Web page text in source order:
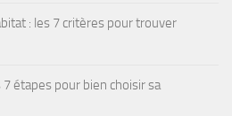
: les 7 critères pour trouver
étapes pour bien choisir sa